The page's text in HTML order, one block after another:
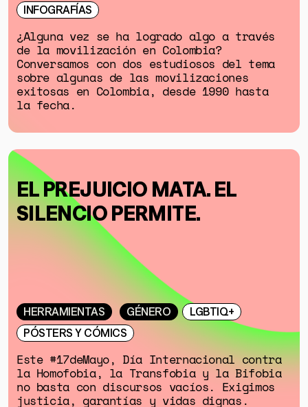
INFOGRAFÍAS
¿Alguna vez se ha logrado algo a través
de la movilización en Colombia?
Conversamos con dos estudiosos del tema
sobre algunas de las movilizaciones
exitosas en Colombia, desde 1990 hasta
la fecha.
EL PREJUICIO MATA. EL
SILENCIO PERMITE.
HERRAMIENTAS GÉNERO
LGBTIQ+
PÓSTERS Y CÓMICS
Este #17deMayo, Día Internacional contra
la Homofobia, la Transfobia y la Bifobia
no basta con discursos vacíos. Exigimos
justicia, garantías y vidas dignas.